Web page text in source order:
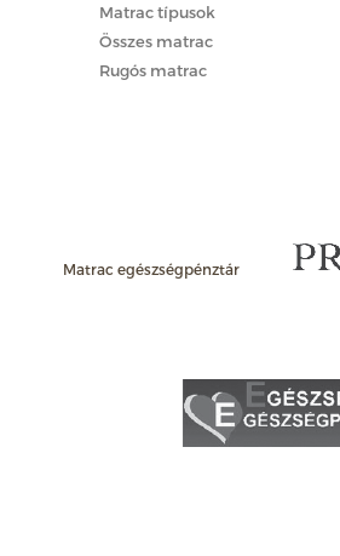
Matrac típusok
Összes matrac
Rugós matrac
Matrac egészségpénztár